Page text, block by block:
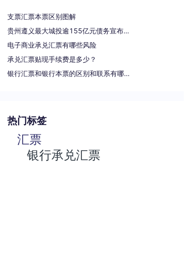
支票汇票本票区别图解
贵州遵义最大城投逾155亿元债务宣布重组
电子商业承兑汇票有哪些风险
承兑汇票贴现手续费是多少？
银行汇票和银行本票的区别和联系有哪些（一文读懂支票、本票和汇票的区别）
热门标签
汇票
银行承兑汇票